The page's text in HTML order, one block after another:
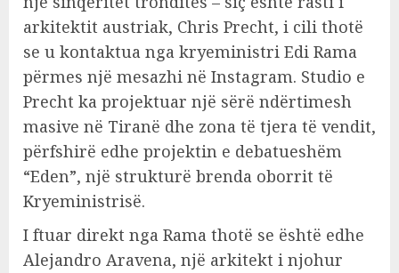
arkitektit austriak, Chris Precht, i cili thotë
se u kontaktua nga kryeministri Edi Rama
përmes një mesazhi në Instagram. Studio e
Precht ka projektuar një sërë ndërtimesh
masive në Tiranë dhe zona të tjera të vendit,
përfshirë edhe projektin e debatueshëm
“Eden”, një strukturë brenda oborrit të
Kryeministrisë.
I ftuar direkt nga Rama thotë se është edhe
Alejandro Aravena, një arkitekt i njohur